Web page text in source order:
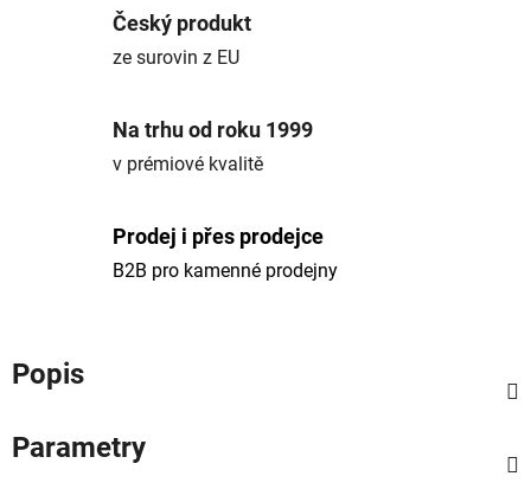
Český produkt
ze surovin z EU
Na trhu od roku 1999
v prémiové kvalitě
Prodej i přes prodejce
B2B pro kamenné prodejny
Popis
Parametry